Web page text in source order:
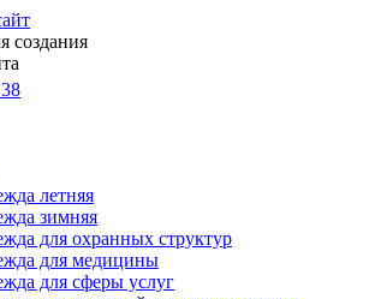
создания
летняя
зимняя
для охранных структур
для медицины
для сферы услуг